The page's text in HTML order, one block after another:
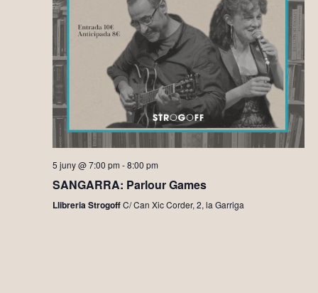
5 juny @ 7:00 pm -8:00 pm
SANGARRA: Parlour Games
Llibreria StrogoffC/ Can Xic Corder, 2, la Garriga